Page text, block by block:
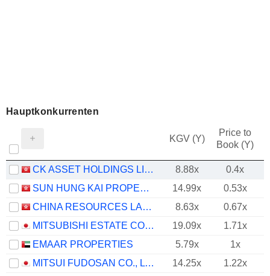
Hauptkonkurrenten
KGV (Y)
Price to
Book (Y)
CK ASSET HOLDINGS LIMITED 8.88x
0.4x
SUN HUNG KAI PROPERTIES LIMITED
14.99x
0.53x
CHINA RESOURCES LAND LIMITED
8.63x
0.67x
MITSUBISHI ESTATE CO., LTD.
19.09x
1.71x
EMAAR PROPERTIES
5.79x 1x
MITSUI FUDOSAN CO., LTD.
14.25x
1.22x